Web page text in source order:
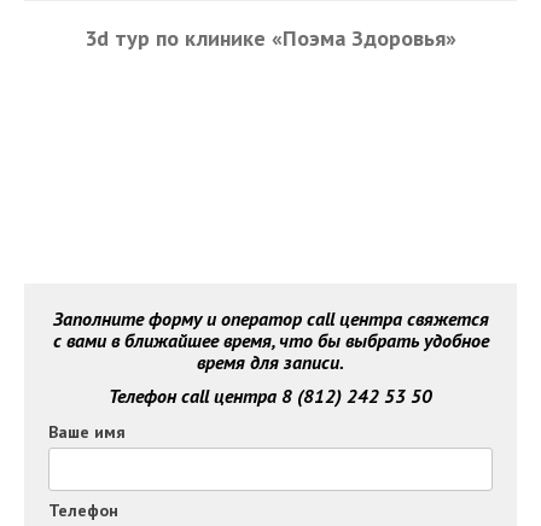
3d тур по клинике «Поэма Здоровья»
Заполните форму и оператор call центра свяжется
с вами в ближайшее время, что бы выбрать удобное
время для записи.
Телефон call центра 8 (812) 242 53 50
Ваше имя
Телефон